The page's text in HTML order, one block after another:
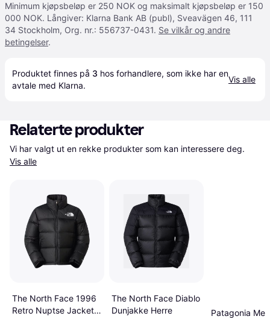
Minimum kjøpsbeløp er 250 NOK og maksimalt kjøpsbeløp er 150
000 NOK. Långiver: Klarna Bank AB (publ), Sveavägen 46, 111
34 Stockholm, Org. nr.: 556737-0431. Se vilkår og andre
betingelser.
Produktet finnes på 3 hos forhandlere, som ikke har en
avtale med Klarna.
Vis alle
Relaterte produkter
Vis alle
The North Face 1996
Retro Nuptse Jacket -
The North Face Diablo
Dunjakke Herre
Patagonia